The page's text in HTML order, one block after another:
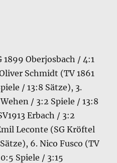
Oberjosbach / 4:1
Schmidt (TV 1861
/ 13:8 Sätze), 3.
/ 3:2 Spiele / 13:8
Erbach / 3:2
Leconte (SG Kröftel
6. Nico Fusco (TV
Spiele / 3:15